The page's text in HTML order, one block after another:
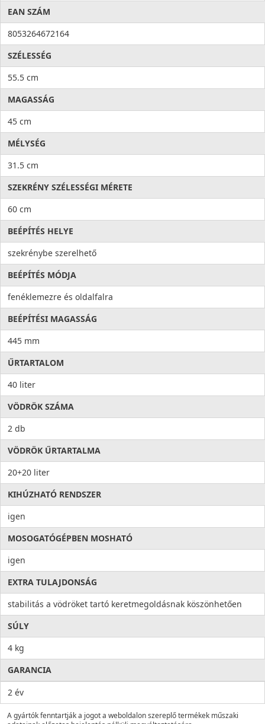
EAN SZÁM
8053264672164
SZÉLESSÉG
55.5 cm
MAGASSÁG
45 cm
MÉLYSÉG
31.5 cm
SZEKRÉNY SZÉLESSÉGI MÉRETE
60 cm
BEÉPÍTÉS HELYE
szekrénybe szerelhető
BEÉPÍTÉS MÓDJA
fenéklemezre és oldalfalra
BEÉPÍTÉSI MAGASSÁG
445 mm
ŰRTARTALOM
40 liter
VÖDRÖK SZÁMA
2 db
VÖDRÖK ŰRTARTALMA
20+20 liter
KIHÚZHATÓ RENDSZER
igen
MOSOGATÓGÉPBEN MOSHATÓ
igen
EXTRA TULAJDONSÁG
stabilitás a vödröket tartó keretmegoldásnak köszönhetően
SÚLY
4 kg
GARANCIA
2 év
A gyártók fenntartják a jogot a weboldalon szereplő termékek műszaki